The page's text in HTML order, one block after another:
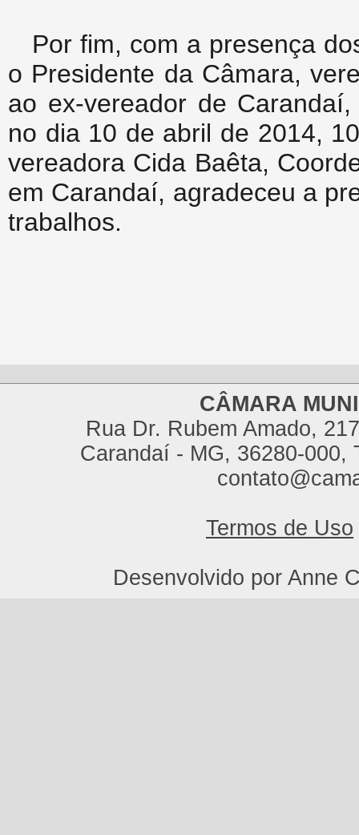
Por fim, com a presença
o Presidente da Câmara,
ao ex-vereador de
no dia 10 de abril de 2014,
vereadora Cida Baêta,
em Carandaí, agradeceu a
trabalhos.
CÂMARA
Rua Dr. Rubem Amado,
Carandaí - MG, 36280-000,
Termos de Uso
Desenvolvido por Anne